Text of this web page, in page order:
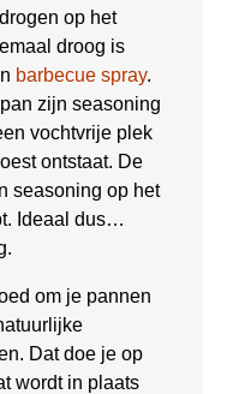
op het
droog is
barbecue spray.
zijn seasoning
vochtvrije plek
ontstaat. De
seasoning op het
Ideaal dus…
om je pannen
Dat doe je op
wordt in plaats